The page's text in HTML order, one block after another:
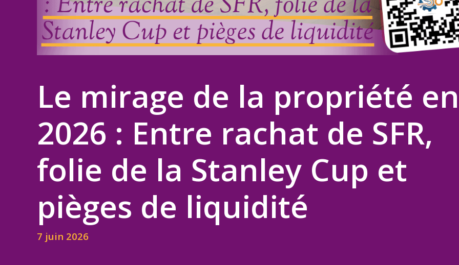
Le mirage de la propriété en
2026 : Entre rachat de SFR,
folie de la Stanley Cup et
pièges de liquidité
7 juin 2026